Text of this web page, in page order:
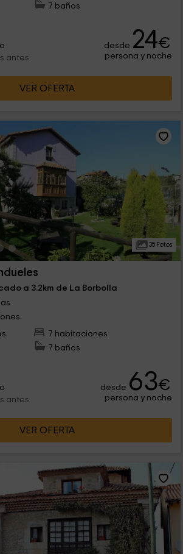
7 baños
antes
desde 24€
persona y noche
VER OFERTA
35 Fotos
a 3.2km de La Borbolla
7 habitaciones
7 baños
antes
desde 63€
persona y noche
VER OFERTA